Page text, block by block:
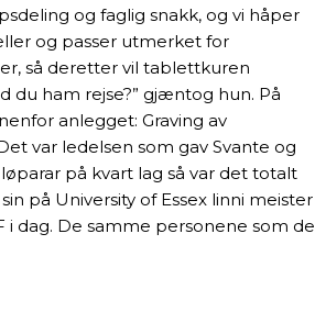
og faglig snakk, og vi håper
og passer utmerket for
så deretter vil tablettkuren
du ham rejse?” gjæntog hun. På
anlegget: Graving av
var ledelsen som gav Svante og
på kvart lag så var det totalt
på University of Essex linni meister
dag. De samme personene som de